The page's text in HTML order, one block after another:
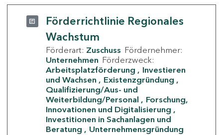
Förderrichtlinie Regionales
Wachstum
Förderart: Zuschuss Fördernehmer:
Unternehmen Förderzweck:
Arbeitsplatzförderung
Investieren
und Wachsen
Existenzgründung
Qualifizierung/Aus- und
Weiterbildung/Personal
Forschung,
Innovationen und Digitalisierung
Investitionen in Sachanlagen und
Beratung
Unternehmensgründung